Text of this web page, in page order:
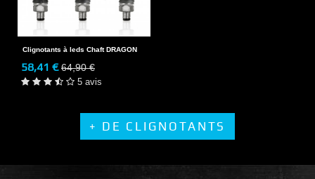
Clignotants à leds Chaft DRAGON
58,41 € 64,90 €
5 avis
+ DE CLIGNOTANTS